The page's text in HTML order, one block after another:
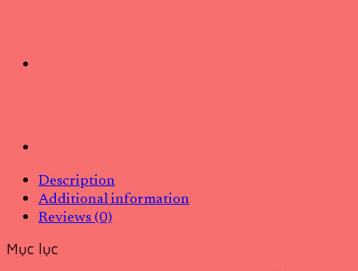
Description
Additional information
Reviews (0)
Mục lục